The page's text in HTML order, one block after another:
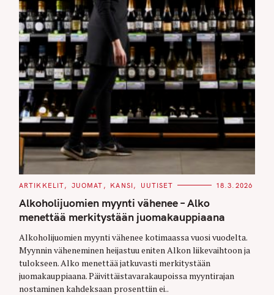
C
T
E
G
O
I
E
S
ARTIKKELIT JUOMAT KANSI UUTISET 18.3.2026
Alkoholijuomien myynti vähenee – Alko
menettää merkitystään juomakauppiaana
Alkoholijuomien myynti vähenee kotimaassa vuosi vuodelta.
Myynnin väheneminen heijastuu eniten Alkon liikevaihtoon ja
tulokseen. Alko menettää jatkuvasti merkitystään
juomakauppiaana. Päivittäistavarakaupoissa myyntirajan
nostaminen kahdeksaan prosenttiin ei..